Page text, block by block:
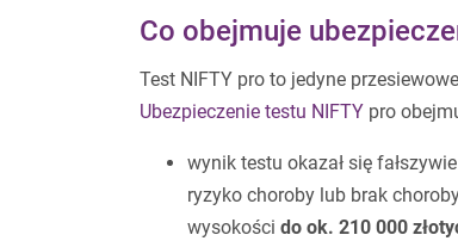
Co obejmuje
Test NIFTY pro to jedyne
Ubezpieczenie testu NIFTY pro
wynik testu okazał się
ryzyko choroby lub brak
wysokości do ok. 210 000